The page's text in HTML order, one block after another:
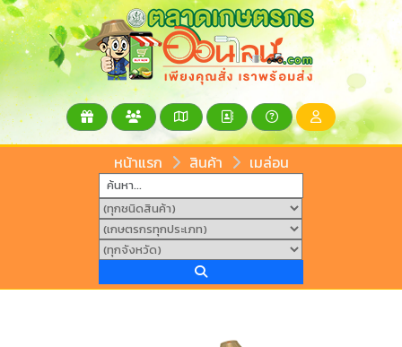
หน้าแรก สินค้า เมล่อน